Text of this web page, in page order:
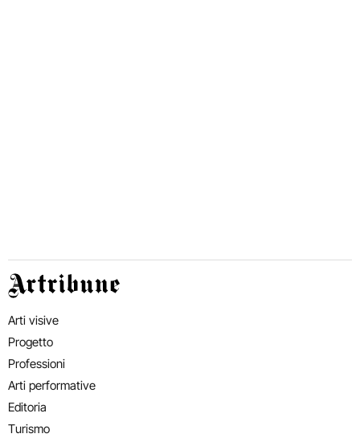
Artribune
Arti visive
Progetto
Professioni
Arti performative
Editoria
Turismo